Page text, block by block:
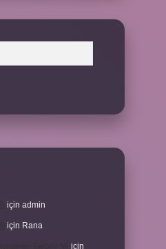
için admin
için Rana
için